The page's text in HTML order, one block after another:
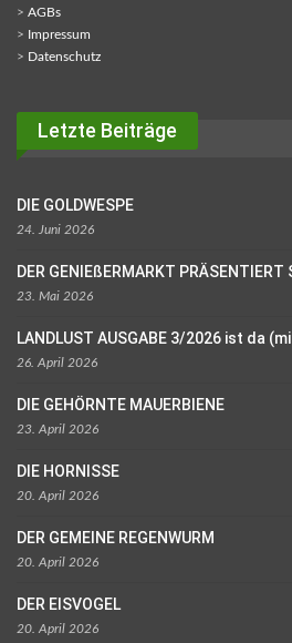
> AGBs
> Impressum
> Datenschutz
Letzte Beiträge
DIE GOLDWESPE
24. Juni 2026
DER GENIEßERMARKT
23. Mai 2026
LANDLUST AUSGABE 3/2026 ist da
26. April 2026
DIE GEHÖRNTE MAUERBIENE
23. April 2026
DIE HORNISSE
20. April 2026
DER GEMEINE REGENWURM
20. April 2026
DER EISVOGEL
20. April 2026